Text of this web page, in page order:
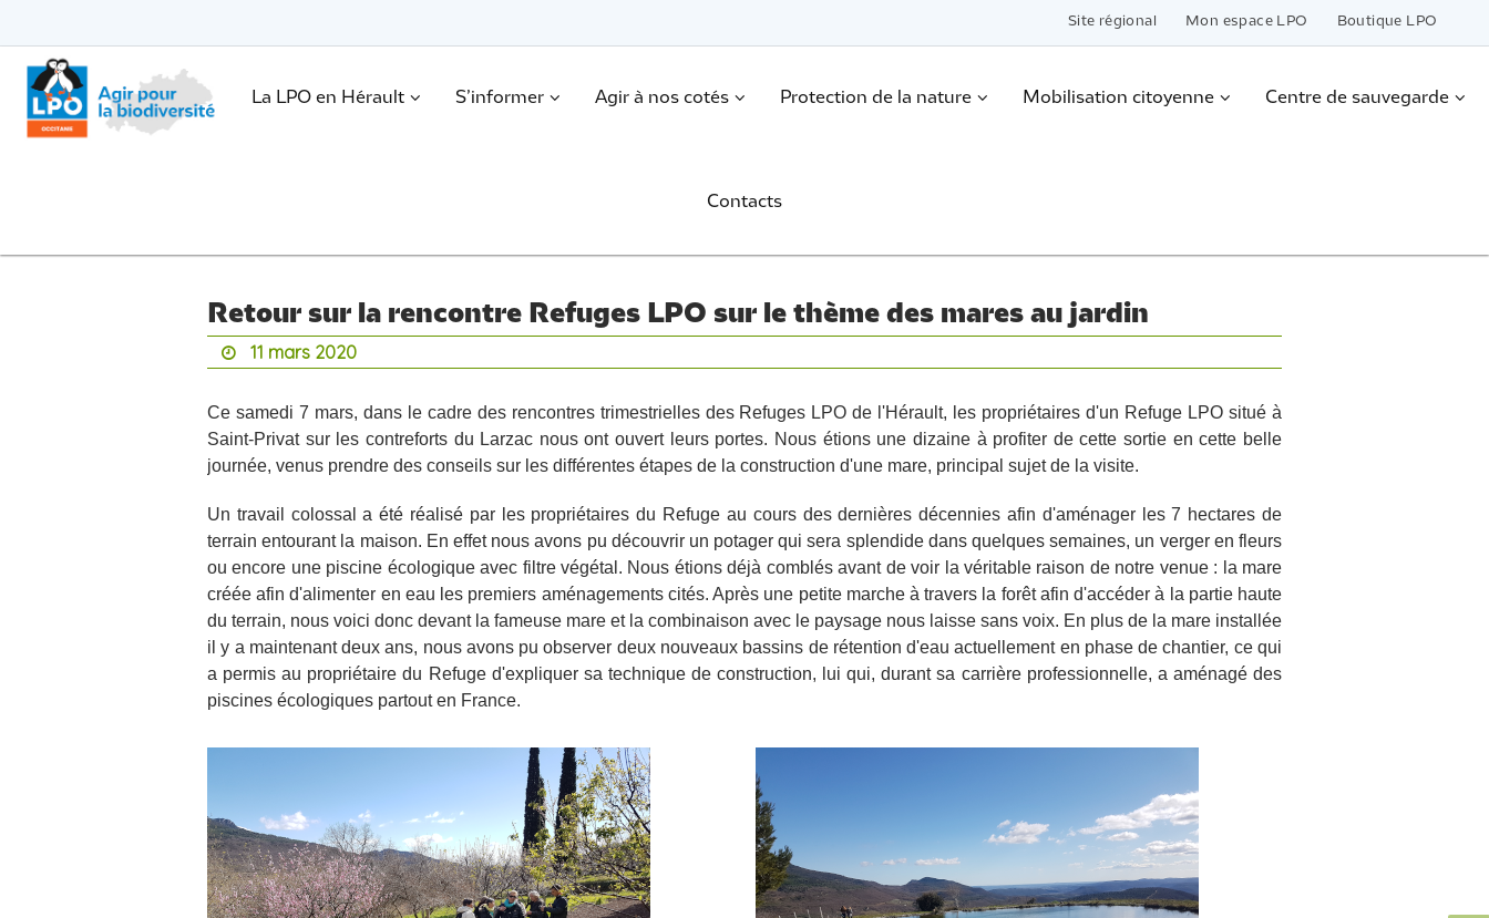
le
contenu
Site régional Mon espace LPO Boutique LPO
Passer
contenu
. La LPO en Hérault S’informer Agir à nos cotés Protection de la nature Mobilisation citoyenne Centre de sauvegarde
Contacts
Retour sur la rencontre Refuges LPO sur le thème des mares au jardin
11 mars 2020
Ce samedi 7 mars, dans le cadre des rencontres trimestrielles des Refuges LPO de l'Hérault, les propriétaires d'un Refuge LPO situé à
Saint-Privat sur les contreforts du Larzac nous ont ouvert leurs portes. Nous étions une dizaine à profiter de cette sortie en cette belle
journée, venus prendre des conseils sur les différentes étapes de la construction d'une mare, principal sujet de la visite.
Un travail colossal a été réalisé par les propriétaires du Refuge au cours des dernières décennies afin d'aménager les 7 hectares de
terrain entourant la maison. En effet nous avons pu découvrir un potager qui sera splendide dans quelques semaines, un verger en fleurs
ou encore une piscine écologique avec filtre végétal. Nous étions déjà comblés avant de voir la véritable raison de notre venue : la mare
créée afin d'alimenter en eau les premiers aménagements cités. Après une petite marche à travers la forêt afin d'accéder à la partie haute
du terrain, nous voici donc devant la fameuse mare et la combinaison avec le paysage nous laisse sans voix. En plus de la mare installée
il y a maintenant deux ans, nous avons pu observer deux nouveaux bassins de rétention d'eau actuellement en phase de chantier, ce qui
a permis au propriétaire du Refuge d'expliquer sa technique de construction, lui qui, durant sa carrière professionnelle, a aménagé des
piscines écologiques partout en France.